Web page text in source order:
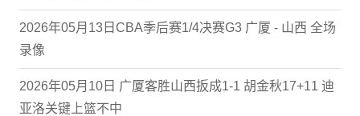
2026年05月13日CBA季后赛1/4决赛G3 广厦 - 山西 全场
录像
2026年05月10日 广厦客胜山西扳成1-1 胡金秋17+11 迪
亚洛关键上篮不中